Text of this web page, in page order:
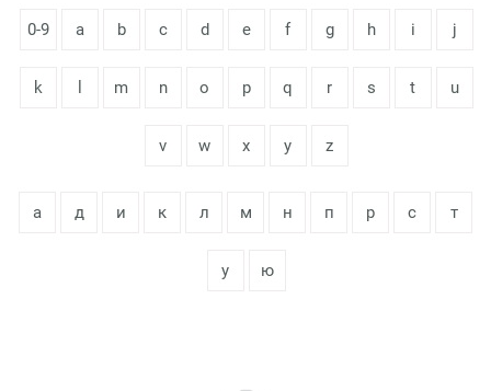
0-9 a b c d e f g h i j
k m n o p q r s t u
v w x y z
а д и к л м н п р с т
у ю